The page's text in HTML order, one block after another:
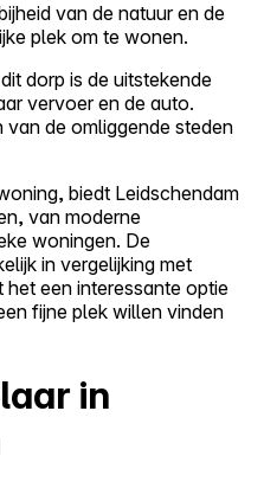
van de natuur en de
plek om te wonen.
dorp is de uitstekende
vervoer en de auto.
de omliggende steden
biedt Leidschendam
van moderne
woningen. De
in vergelijking met
het een interessante optie
fijne plek willen vinden
in